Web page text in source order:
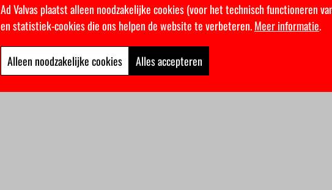
Ad Valvas plaatst alleen noodzakelijke cookies (voor het technisch functioneren
en statistiek-cookies die ons helpen de website te verbeteren.Meer informatie.
Alleen noodzakelijke cookies Alles accepteren